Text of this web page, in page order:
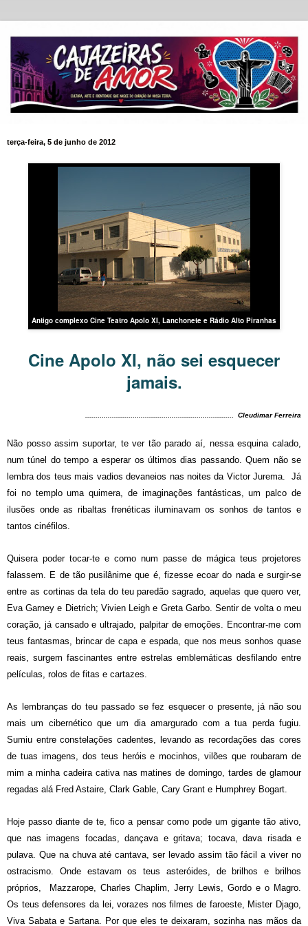
terça-feira, 5 de junho de 2012
Antigo complexo Cine Teatro Apolo XI, Lanchonete e Rádio Alto Piranhas
Cine Apolo XI, não sei esquecer
jamais.
........................................................................ Cleudimar Ferreira
Não posso assim suportar, te ver tão parado aí, nessa esquina calado,
num túnel do tempo a esperar os últimos dias passando. Quem não se
lembra dos teus mais vadios devaneios nas noites da Victor Jurema. Já
foi no templo uma quimera, de imaginações fantásticas, um palco de
ilusões onde as ribaltas frenéticas iluminavam os sonhos de tantos e
tantos cinéfilos.
Quisera poder tocar-te e como num passe de mágica teus projetores
falassem. E de tão pusilânime que é, fizesse ecoar do nada e surgir-se
entre as cortinas da tela do teu paredão sagrado, aquelas que quero ver,
Eva Garney e Dietrich; Vivien Leigh e Greta Garbo. Sentir de volta o meu
coração, já cansado e ultrajado, palpitar de emoções. Encontrar-me com
teus fantasmas, brincar de capa e espada, que nos meus sonhos quase
reais, surgem fascinantes entre estrelas emblemáticas desfilando entre
películas, rolos de fitas e cartazes.
As lembranças do teu passado se fez esquecer o presente, já não sou
mais um cibernético que um dia amargurado com a tua perda fugiu.
Sumiu entre constelações cadentes, levando as recordações das cores
de tuas imagens, dos teus heróis e mocinhos, vilões que roubaram de
mim a minha cadeira cativa nas matines de domingo,tardesde glamour
regadas alá Fred Astaire, Clark Gable, Cary Grant e Humphrey Bogart
Hoje passo diante de te, fico a pensar como pode um gigante tão ativo,
que nas imagens focadas, dançava e gritava; tocava, dava risada e
pulava. Que na chuva até cantava, ser levado assim tão fácil a viver no
ostracismo. Onde estavam os teus asteróides, de brilhos e brilhos
próprios, Mazzarope, Charles Chaplim, Jerry Lewis, Gordo e o Magro.
Os teus defensores da lei, vorazes nos filmes de faroeste, Mister Djago,
Viva Sabata e Sartana. Por que eles te deixaram, sozinha nas mãos da